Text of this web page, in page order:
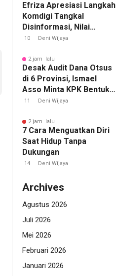
Efriza Apresiasi Langkah
Komdigi Tangkal
Disinformasi, Nilai
Strategi Pengawasan
10 Deni Wijaya
2 jam lalu
Desak Audit Dana Otsus
di 6 Provinsi, Ismael
Asso Minta KPK Bentuk
Tim Turun Ke Seluruh
11 Deni Wijaya
2 jam lalu
7 Cara Menguatkan Diri
Saat Hidup Tanpa
Dukungan
14 Deni Wijaya
Archives
Agustus 2026
Juli 2026
Mei 2026
Februari 2026
Januari 2026